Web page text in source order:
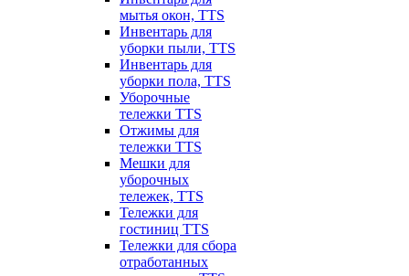
мытья окон, TTS
Инвентарь для
уборки пыли, TTS
Инвентарь для
уборки пола, TTS
Уборочные
тележки TTS
Отжимы для
тележки TTS
Мешки для
уборочных
тележек, TTS
Тележки для
гостиниц TTS
Тележки для сбора
отработанных